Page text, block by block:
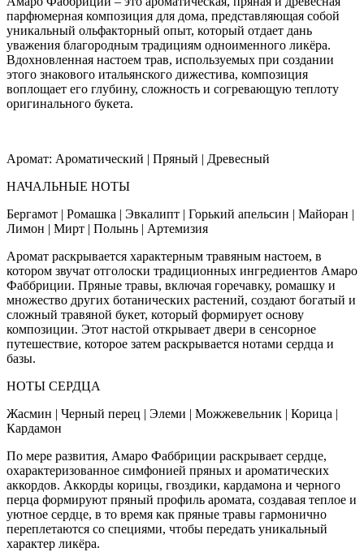
парфюмерная композиция для дома, представляющая собой
уникальный ольфакторный опыт, который отдает дань
уважения благородным традициям одноименного ликёра.
Вдохновленная настоем трав, используемых при создании
этого знакового итальянского дижестива, композиция
воплощает его глубину, сложность и согревающую теплоту
оригинального букета.
Аромат: Ароматический | Пряный | Древесный
НАЧАЛЬНЫЕ НОТЫ
Бергамот | Ромашка | Эвкалипт | Горький апельсин | Майоран |
Лимон | Мирт | Полынь | Артемизия
Аромат раскрывается характерным травяным настоем, в
котором звучат отголоски традиционных ингредиентов Амаро
Фаббриции. Пряные травы, включая горечавку, ромашку и
множество других ботанических растений, создают богатый и
сложный травяной букет, который формирует основу
композиции. Этот настой открывает двери в сенсорное
путешествие, которое затем раскрывается нотами сердца и
базы.
НОТЫ СЕРДЦА
Жасмин | Черный перец | Элеми | Можжевельник | Корица |
Кардамон
По мере развития, Амаро Фаббриции раскрывает сердце,
охарактеризованное симфонией пряных и ароматических
аккордов. Аккорды корицы, гвоздики, кардамона и черного
перца формируют пряный профиль аромата, создавая теплое и
уютное сердце, в то время как пряные травы гармонично
переплетаются со специями, чтобы передать уникальный
характер ликёра.